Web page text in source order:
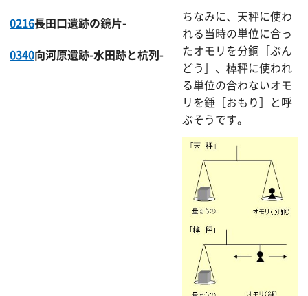
0216長田口遺跡の鏡片-
0340向河原遺跡-水田跡と杭列-
ちなみに、天秤に使わ
れる当時の単位に合っ
たオモリを分銅［ぶん
どう］、棹秤に使われ
る単位の合わないオモ
リを錘［おもり］と呼
ぶそうです。